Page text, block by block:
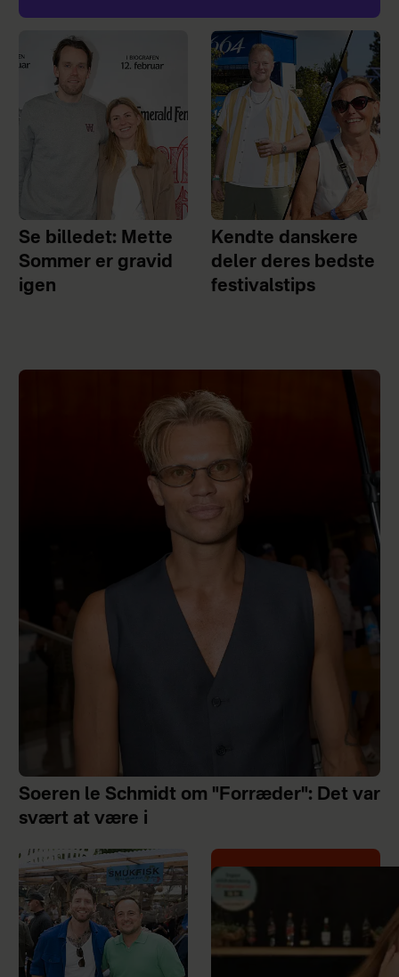
Se billedet: Mette
Sommer er gravid
igen
Kendte danskere
deler deres bedste
festivalstips
Soeren le Schmidt om "Forræder": Det var
svært at være i